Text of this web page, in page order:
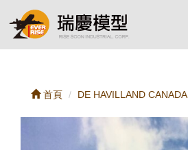
首頁 DE HAVILLAND CANADA